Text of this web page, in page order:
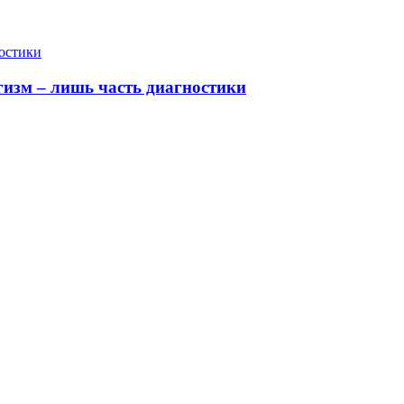
– лишь часть диагностики